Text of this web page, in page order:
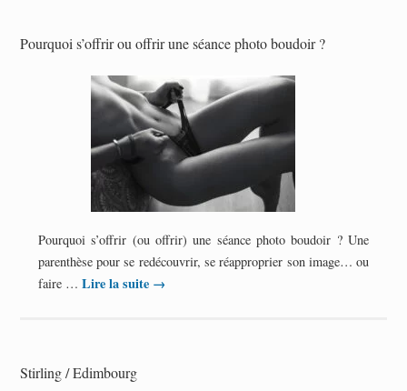
Pourquoi s’offrir ou offrir une séance photo boudoir ?
Pourquoi s’offrir (ou offrir) une séance photo boudoir ? Une
parenthèse pour se redécouvrir, se réapproprier son image… ou
faire … Lire la suite →
Stirling / Edimbourg